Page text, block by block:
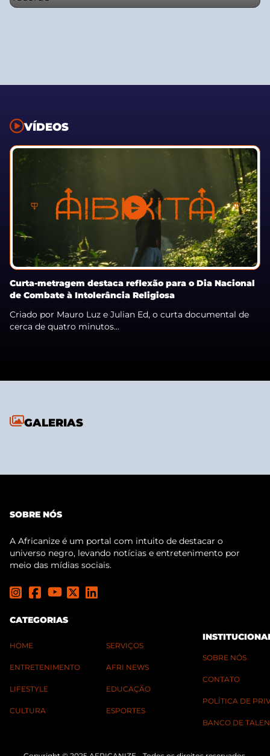
VÍDEOS
Curta-metragem destaca reflexão para o Dia Nacional
de Combate à Intolerância Religiosa
Criado por Mauro Luz e Julian Ed, o curta documental de
cerca de quatro minutos...
GALERIAS
SOBRE NÓS
A Africanize é um portal com intuito de destacar o
universo negro, levando notícias e entretenimento por
meio das mídias sociais.
CATEGORIAS
HOME
ENTRETENIMENTO
LIFESTYLE
CULTURA
SERVIÇOS
AFRI NEWS
EDUCAÇÃO
ESPORTES
SOBRE NÓS
CONTATO
POLÍTICA DE
BANCO DE